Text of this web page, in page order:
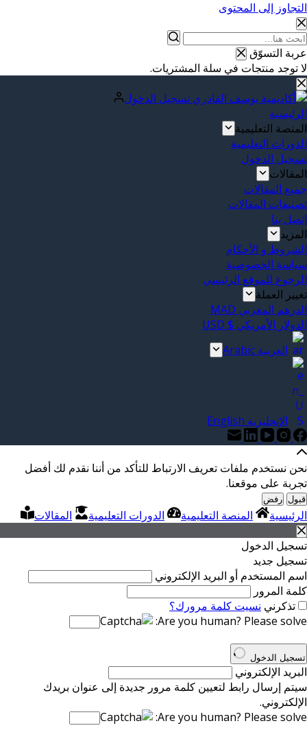
التجاوز إلى المحتوى
عربة التسوّق
لا توجد منتجات في سلة المشتريات.
تسجيل الدخول
الرئيسية
المنصة التعليمية
الدورات التعليمية
تسجيل الدخول
المقالات
جميع المقالات
تصنيفات المقالات
إتصل بنا
المزيد
الشروط و الأحكام
سياسة الخصوصية
الرجوع للموقع الرئيسي
تغيير العملة
الدرهم المغربي MAD
الدولار الأمريكي $ USD
العربية Arabic
الإنجليزية English
نحن نستخدم ملفات تعريف الارتباط للتأكد من أننا نقدم لك أفضل
تجربة على موقعنا.
قبول رفض
الرئيسية المنصة التعليمية الدورات التعليمية
المقالات
تسجيل الدخول
تسجيل جديد
اسم المستخدم أو البريد الإلكتروني
كلمة المرور
تذكرني نسيت كلمة مرورك؟
Are you human? Please solve:
تسجيل الدخول
البريد الإلكتروني
سيتم إرسال رابط لتعيين كلمة مرور جديدة إلى عنوان بريدك
الإلكتروني.
Are you human? Please solve: